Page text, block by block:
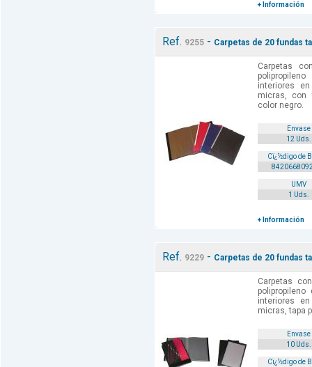
+ Información
Ref. 9255 - Carpetas de 20 fundas
Carpetas
interiores
micras, con
color negro.
Envase
12 Uds.
Cï¿½digo de
UMV
1 Uds.
+ Información
Ref. 9229 - Carpetas de 20 fundas
Carpetas
interiores
micras, tapa
Envase
10 Uds.
Cï¿½digo de